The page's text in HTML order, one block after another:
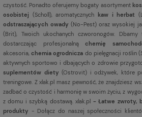
czystość. Ponadto oferujemy bogaty asortyment
osobistej (Scholl), aromatycznych kaw i herbat
odstraszających owady(No-Pest) oraz wysokiej
(Brit), Twoich ukochanych czworonogów.
dostarczając profesjonalnąchemię
akcesoria,chemia ogrodnicza do pielęgnacji roślin
aktywnych sportowo i dbających o zdrowie
suplementów diety (Ostrovit) i odżywek, które
treningowe. Z xlak.pl masz pewność, że znajdziesz
zadbać o czystość i harmonię w swoim życiu, z
z domu i szybką dostawą. xlak.pl - Łatwe zwroty,
produkty - Dołącz do naszej społeczności